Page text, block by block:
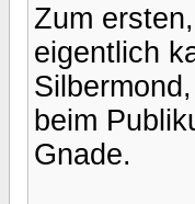
Zum
eigentlich
beim
Gnade.